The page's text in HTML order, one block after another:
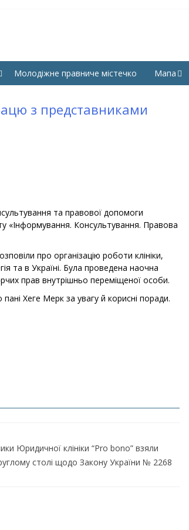
ПРАВА,
В. ДАЛЯ
Молодіжне правниче містечко Мапа
з представниками
та правової допомоги
«Інформування. Консультування. Правова
про організацію роботи клініки,
та в Україні. Була проведена наочна
прав внутрішньо переміщеної особи.
Хеге Мерк за увагу й корисні поради.
Юридичної клініки “Pro bono” взяли
столі щодо Закону України № 2268